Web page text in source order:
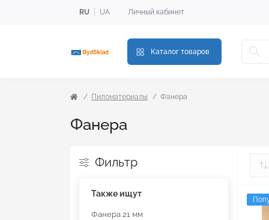
RU UA Личный кабинет
Каталог товаров
Пиломатериалы Фанера
Фанера
Фильтр
Также ищут
Фанера 21 мм